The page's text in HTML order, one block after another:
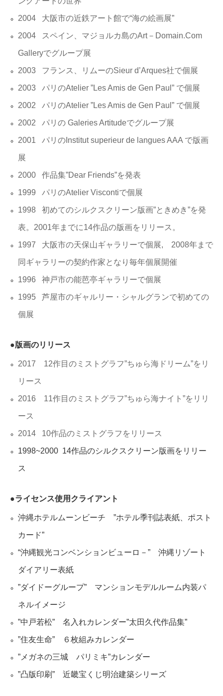
2004 大阪市の近鉄アート館で“海の絵画展”
2004 スペイン、マジョルカ島のArt－Domain.Com
Galleryでグループ展
2003 フランス、リムーのSieur d’Arques社で個展
2003 パリのAtelier ”Les Amis de Gen Paul” で個展
2002 パリのAtelier ”Les Amis de Gen Paul” で個展
2002 パリの Galeries Artitudeでグループ展
2001 パリのInstitut superieur de langues AAA で版画
展
2000 作品集”Dear Friends”を発表
1999 パリのAtelier Viscontiで個展
1998 初めてのシルクスクリーン版画”ときめき”を発
表。2001年までに14作品の版画をリリース。
1997 大阪市の天保山ギャラリーで個展, 2008年まで
同ギャラリーの契約作家となり毎年個展開催
1996 神戸市の能芭亭ギャラリーで個展
1995 芦屋市のギャルリー・シャルグランで初めての
個展
●版画のリリース
2017 12作目のミストグラフ”ちゅら海ドリーム”をリ
リース
2016 11作目のミストグラフ”ちゅら海ナイト”をリリ
ース
2014 10作品のミストグラフをリリース
1998~2000 14作品のシルクスクリーン版画をリリー
ス
●ライセンス使用クライアント
沖縄ホテルムーンビーチ ”ホテル季刊誌表紙、ポスト
カード”
“沖縄観光コンベンションビューロ－” 沖縄リゾート
ダイアリー表紙
”ダイドーグループ” マンションモデルルーム内装パ
ネルイメージ
”中戸若松” 名入れカレンダー”太田久代作品集”
”住友生命” ６枚組みカレンダー
”メガネの三城 パリミキ”カレンダー
”凸版印刷” 近畿宝くじ明治建築シリーズ